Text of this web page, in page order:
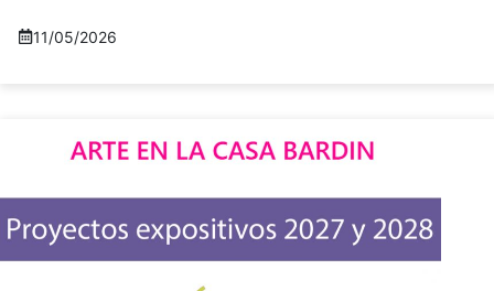
11/05/2026